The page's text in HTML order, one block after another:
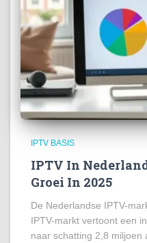
IPTV BASIS
IPTV In
Groei In 2025
De Nederlandse IPTV-
IPTV-markt vertoont een
naar schatting 2,8 miljoen